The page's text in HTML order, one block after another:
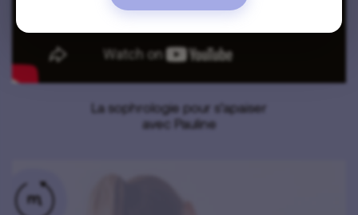
La sophrologie pour s’apaiser
avec Pauline